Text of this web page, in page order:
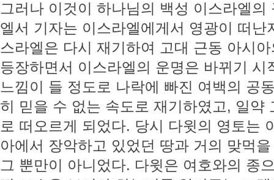
그러나 이것이 하나님의 백성 이스라엘
엘서 기자는 이스라엘에게서 영광이 떠
스라엘은 다시 재기하여 고대 근동 아시
등장하면서 이스라엘의 운명은 바뀌기
느낌이 들 정도로 나락에 빠진 여백의 공
히 믿을 수 없는 속도로 재기하였고, 일약
로 떠오르게 되었다. 당시 다윗의 영토는
아에서 장악하고 있었던 땅과 거의 맞먹
그 뿐만이 아니었다. 다윗은 여호와의 종